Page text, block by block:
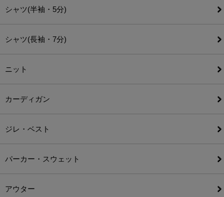
シャツ(半袖・5分)
シャツ(長袖・7分)
ニット
カーディガン
ジレ・ベスト
パーカー・スウェット
アウター